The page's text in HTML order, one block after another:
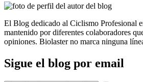
El Blog dedicado al Ciclismo Profesional
mantenido por diferentes colaboradores
opiniones. Biolaster no marca ninguna
Sigue el blog por email